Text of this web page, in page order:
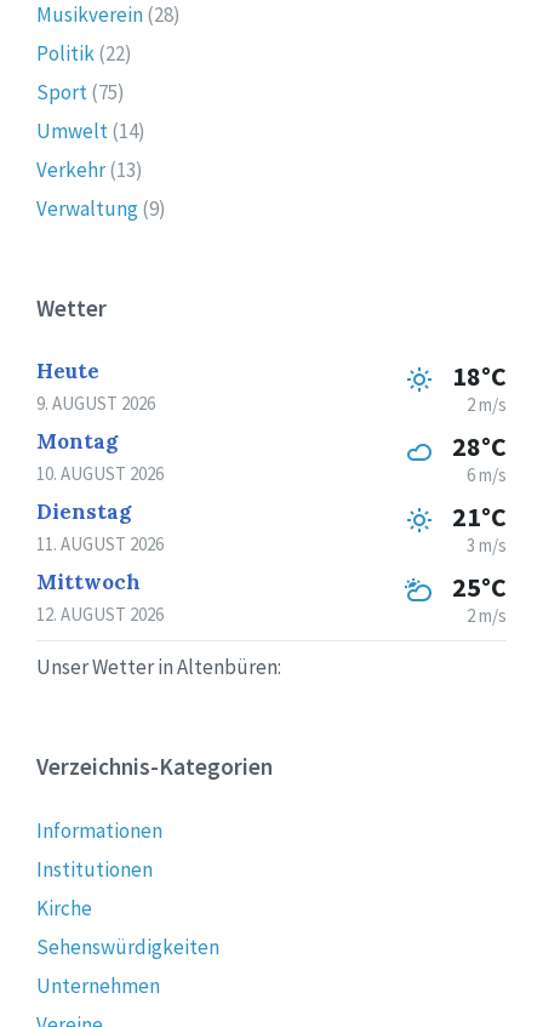
Musikverein(28)
Politik(22)
Sport(75)
Umwelt(14)
Verkehr(13)
Verwaltung(9)
Wetter
Heute
9. AUGUST 2026
18°C
2 m/s
Montag
10. AUGUST 2026
28°C
6 m/s
Dienstag
11. AUGUST 2026
21°C
3 m/s
Mittwoch
12. AUGUST 2026
25°C
2 m/s
Unser Wetter in Altenbüren:
Verzeichnis-Kategorien
Informationen
Institutionen
Kirche
Sehenswürdigkeiten
Unternehmen